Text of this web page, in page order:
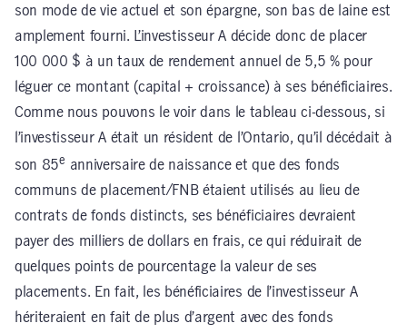
son mode de vie actuel et son épargne, son bas de laine est
amplement fourni. L’investisseur A décide donc de placer
100 000 $ à un taux de rendement annuel de 5,5 % pour
léguer ce montant (capital + croissance) à ses bénéficiaires.
Comme nous pouvons le voir dans le tableau ci-dessous, si
l’investisseur A était un résident de l’Ontario, qu’il décédait à
son 85e anniversaire de naissance et que des fonds
communs de placement/FNB étaient utilisés au lieu de
contrats de fonds distincts, ses bénéficiaires devraient
payer des milliers de dollars en frais, ce qui réduirait de
quelques points de pourcentage la valeur de ses
placements. En fait, les bénéficiaires de l’investisseur A
hériteraient en fait de plus d’argent avec des fonds